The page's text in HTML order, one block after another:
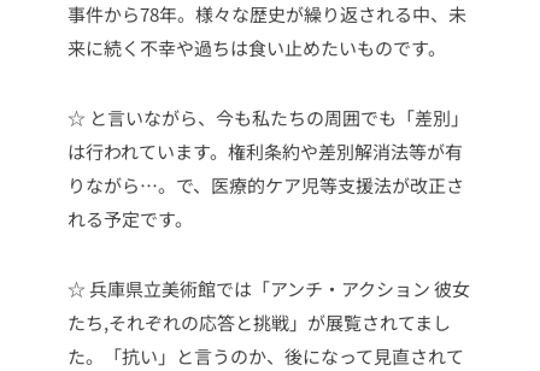
事件から78年。様々な歴史が繰り返される中、未
来に続く不幸や過ちは食い止めたいものです。
☆ と言いながら、今も私たちの周囲でも「差別」
は行われています。権利条約や差別解消法等が有
りながら…。で、医療的ケア児等支援法が改正さ
れる予定です。
☆ 兵庫県立美術館では「アンチ・アクション 彼女
たち,それぞれの応答と挑戦」が展覧されてまし
た。「抗い」と言うのか、後になって見直されて